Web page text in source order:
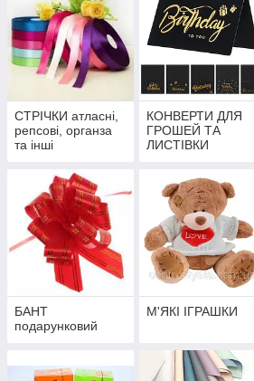
СТРІЧКИ атласні,
репсові, органза
та інші
КОНВЕРТИ ДЛЯ
ГРОШЕЙ ТА
ЛИСТІВКИ
БАНТ
подарунковий
М'ЯКІ ІГРАШКИ